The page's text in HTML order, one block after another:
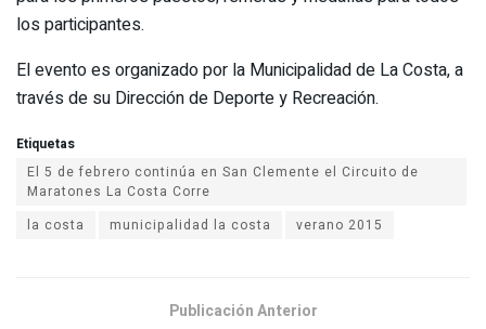
los participantes.
El evento es organizado por la Municipalidad de La Costa, a
través de su Dirección de Deporte y Recreación.
Etiquetas
El 5 de febrero continúa en San Clemente el Circuito de
la costa
municipalidad la costa verano 2015
Publicación Anterior